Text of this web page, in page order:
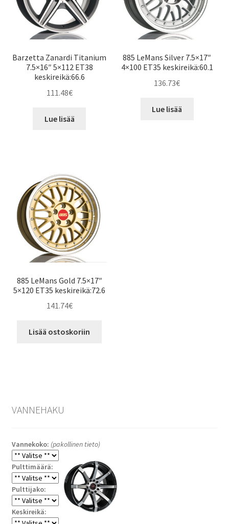
Barzetta Zanardi Titanium
7.5×16″ 5×112 ET38
keskireikä:66.6
111.48€
Lue lisää
885 LeMans Silver 7.5×17″
4×100 ET35 keskireikä:60.1
136.73€
Lue lisää
885 LeMans Gold 7.5×17″
5×120 ET35 keskireikä:72.6
141.74€
Lisää ostoskoriin
VANNEHAKU
Vannekoko: (pakollinen tieto)
Pulttimäärä:
Pulttijako:
Keskireikä: